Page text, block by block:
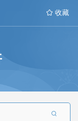
 收藏
